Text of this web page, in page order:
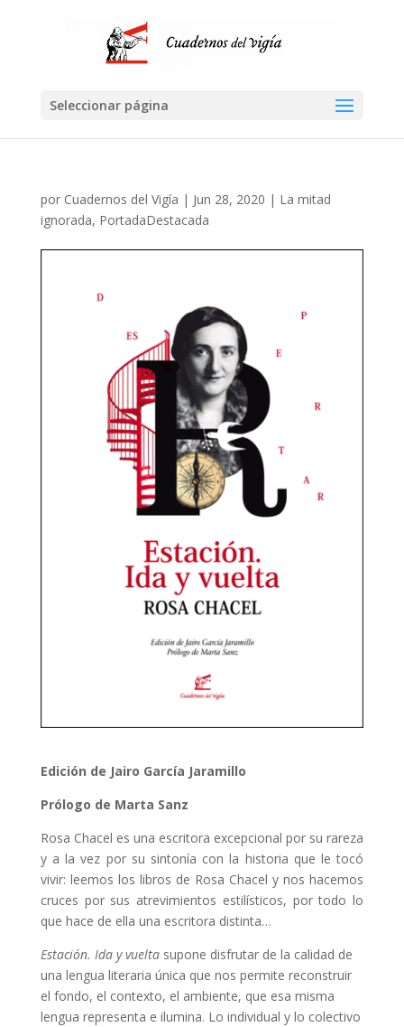
Seleccionar página
por Cuadernos del Vigía | Jun 28, 2020 | La mitad
ignorada, PortadaDestacada
Edición de Jairo García Jaramillo
Prólogo de Marta Sanz
Rosa Chacel es una escritora excepcional por su rareza
y a la vez por su sintonía con la historia que le tocó
vivir: leemos los libros de Rosa Chacel y nos hacemos
cruces por sus atrevimientos estilísticos, por todo lo
que hace de ella una escritora distinta…
Estación. Ida y vueltasupone disfrutar de la calidad de
una lengua literaria única que nos permite reconstruir
el fondo, el contexto, el ambiente, que esa misma
lengua representa e ilumina. Lo individual y lo colectivo